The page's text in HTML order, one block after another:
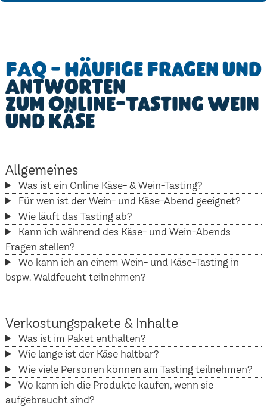
FAQ - Häufige Fragen und
Antworten
zum Online-Tasting Wein
und Käse
Allgemeines
Was ist ein Online Käse- & Wein-Tasting?
Für wen ist der Wein- und Käse-Abend geeignet?
Wie läuft das Tasting ab?
Kann ich während des Käse- und Wein-Abends
Fragen stellen?
Wo kann ich an einem Wein- und Käse-Tasting in
bspw. Waldfeucht teilnehmen?
Verkostungspakete & Inhalte
Was ist im Paket enthalten?
Wie lange ist der Käse haltbar?
Wie viele Personen können am Tasting teilnehmen?
Wo kann ich die Produkte kaufen, wenn sie
aufgebraucht sind?